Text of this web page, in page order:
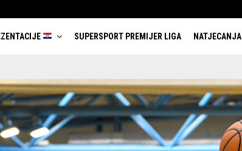
SUPERSPORT PREMIJER LIGA NATJECANJA